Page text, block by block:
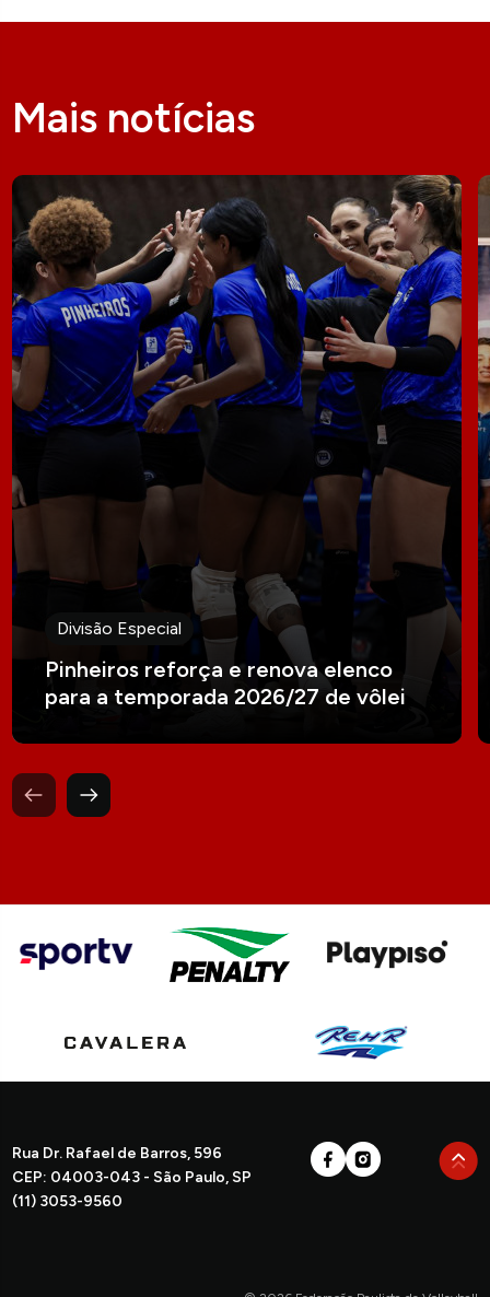
Mais notícias
Divisão Especial
Pinheiros reforça e renova elenco
para a temporada 2026/27 de vôlei
Rua Dr. Rafael de Barros, 596
CEP: 04003-043 - São Paulo, SP
(11) 3053-9560